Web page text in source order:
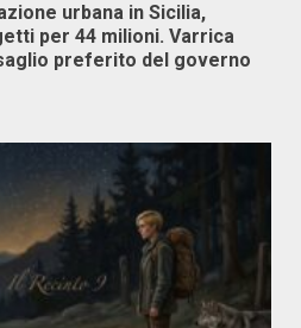
urbana in Sicilia,
per 44 milioni. Varrica
preferito del governo